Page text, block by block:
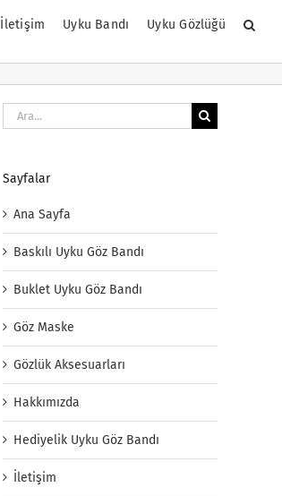
İletişim Uyku Bandı Uyku Gözlüğü
Ara:
Sayfalar
Ana Sayfa
Baskılı Uyku Göz Bandı
Buklet Uyku Göz Bandı
Göz Maske
Gözlük Aksesuarları
Hakkımızda
Hediyelik Uyku Göz Bandı
İletişim